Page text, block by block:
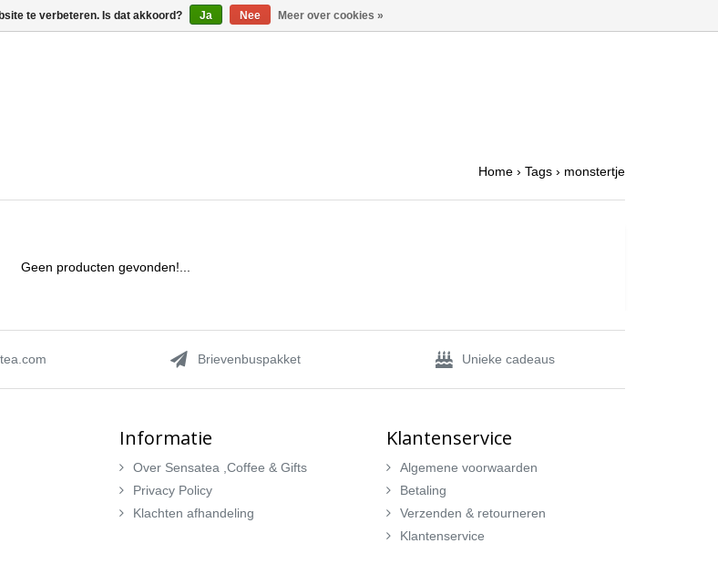
Home › Tags › monstertje
Geen producten gevonden!...
Brievenbuspakket Unieke cadeaus
Informatie
Over Sensatea ,Coffee & Gifts
Privacy Policy
Klachten afhandeling
Klantenservice
Algemene voorwaarden
Betaling
Verzenden & retourneren
Klantenservice
te verbeteren. Is dat akkoord? Ja Nee Meer over cookies »